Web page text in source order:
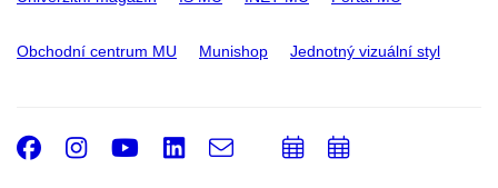
Obchodní centrum MU Munishop Jednotný vizuální styl
Facebook
Instagram
Youtube
LinkedIn
e-
PřidatPřidat